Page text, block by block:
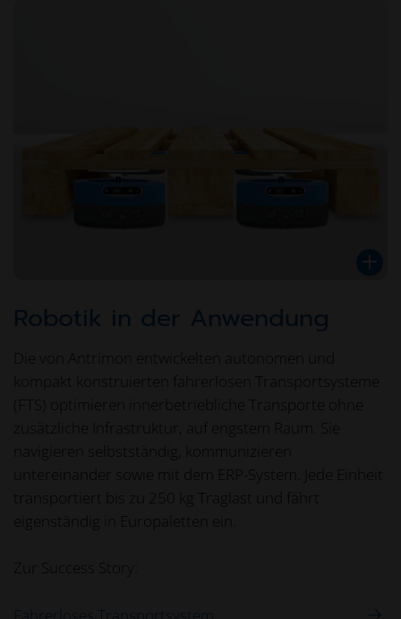
Robotik in der Anwendung
Die von Antrimon entwickelten autonomen und
kompakt konstruierten fahrerlosen Transportsysteme
(FTS) optimieren innerbetriebliche Transporte ohne
zusätzliche Infrastruktur, auf engstem Raum. Sie
navigieren selbstständig, kommunizieren
untereinander sowie mit dem ERP-System. Jede Einheit
transportiert bis zu 250 kg Traglast und fährt
eigenständig in Europaletten ein.
Zur Success Story:
Fahrerloses Transportsystem